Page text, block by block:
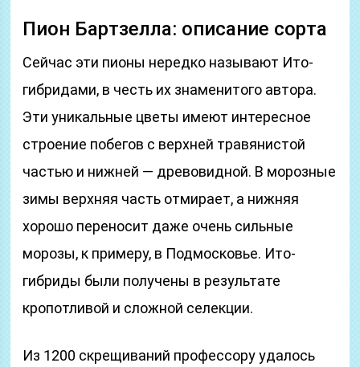
Пион Бартзелла: описание сорта
Сейчас эти пионы нередко называют Ито-
гибридами, в честь их знаменитого автора.
Эти уникальные цветы имеют интересное
строение побегов с верхней травянистой
частью и нижней — древовидной. В морозные
зимы верхняя часть отмирает, а нижняя
хорошо переносит даже очень сильные
морозы, к примеру, в Подмосковье. Ито-
гибриды были получены в результате
кропотливой и сложной селекции.
Из 1200 скрещиваний профессору удалось